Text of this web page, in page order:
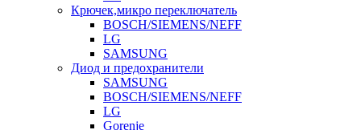
Крючек,микро переключатель
BOSCH/SIEMENS/NEFF
LG
SAMSUNG
Диод и предохранители
SAMSUNG
BOSCH/SIEMENS/NEFF
LG
Gorenje